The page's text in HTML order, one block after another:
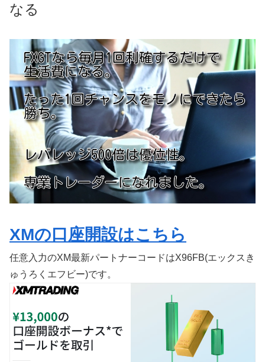
なる
XMの口座開設はこちら
任意入力のXM最新パートナーコードはX96FB(エックスき
ゅうろくエフビー)です。